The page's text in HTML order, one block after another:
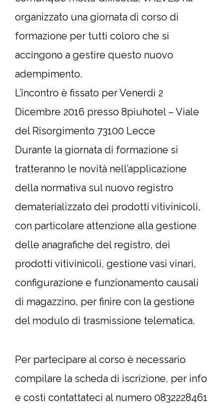
organizzato una giornata di corso di
formazione per tutti coloro che si
accingono a gestire questo nuovo
adempimento.
L’incontro è fissato per Venerdì 2
Dicembre 2016 presso 8piuhotel – Viale
del Risorgimento 73100 Lecce
Durante la giornata di formazione si
tratteranno le novità nell’applicazione
della normativa sul nuovo registro
dematerializzato dei prodotti vitivinicoli,
con particolare attenzione alla gestione
delle anagrafiche del registro, dei
prodotti vitivinicoli, gestione vasi vinari,
configurazione e funzionamento causali
di magazzino, per finire con la gestione
del modulo di trasmissione telematica.
Per partecipare al corso è necessario
compilare la scheda di iscrizione, per info
e costi contattateci al numero 0832228461